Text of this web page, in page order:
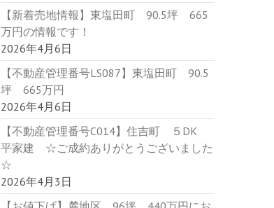
【新着売地情報】東塩田町 90.5坪 665
万円の情報です！
2026年4月6日
【不動産管理番号LS087】東塩田町 90.5
坪 665万円
2026年4月6日
【不動産管理番号C014】住吉町 ５DK
平家建 ☆ご成約ありがとうございました
☆
2026年4月3日